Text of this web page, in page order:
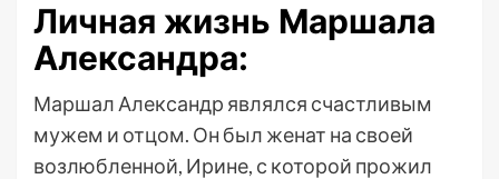
Личная жизнь Маршала
Александра:
Маршал Александр являлся счастливым
мужем и отцом. Он был женат на своей
возлюбленной, Ирине, с которой прожил